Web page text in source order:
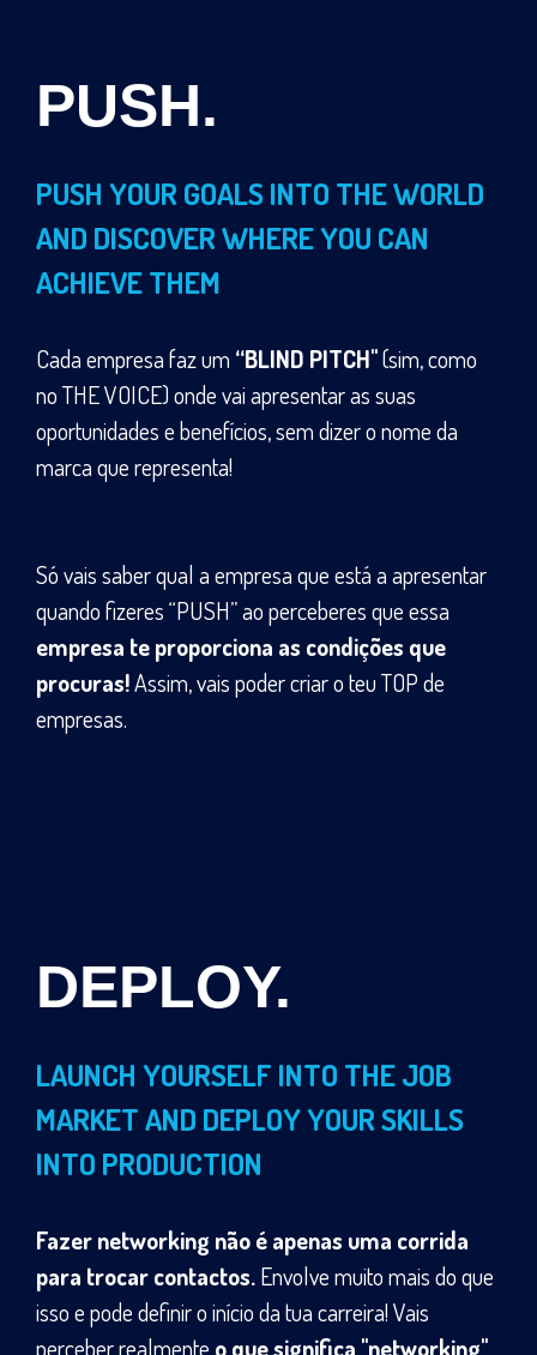
PUSH.
PUSH YOUR GOALS INTO THE WORLD
AND DISCOVER WHERE YOU CAN
ACHIEVE THEM
Cada empresa faz um “BLIND PITCH"(sim, como
no THE VOICE) onde vai apresentar as suas
oportunidades e benefícios, sem dizer o nome da
marca que representa!
Só vais saber qual a empresa que está a apresentar
quando fizeres “PUSH” ao perceberes que essa
empresa te proporciona as condições que
procuras!Assim, vais poder criar o teu TOP de
empresas.
DEPLOY.
LAUNCH YOURSELF INTO THE JOB
MARKET AND DEPLOY YOUR SKILLS
INTO PRODUCTION
Fazer networking não é apenas uma corrida
para trocar contactos.Envolve muito mais do que
isso e pode definir o início da tua carreira! Vais
perceber realmente o que significa "networking"